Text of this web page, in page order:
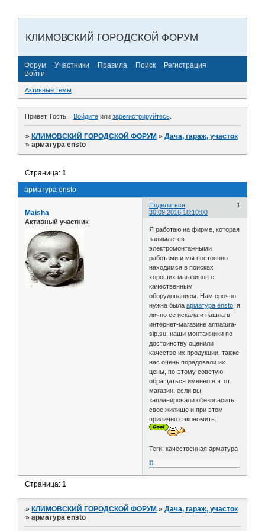
КЛИМОВСКИЙ ГОРОДСКОЙ ФОРУМ
Форум Участники Правила Поиск
Регистрация
Войти
Активные темы
Привет, Гость! Войдитеили зарегистрируйтесь.
»КЛИМОВСКИЙ ГОРОДСКОЙ ФОРУМ »Дача, гараж, участок
»арматура ensto
арматура ensto
Страница:1
Поделиться
1
30.09.2016 18:10:00
Maisha
Активный участник
Я работаю на фирме, которая
занимается
электромонтажными
работами и мы постоянно
находимся в поисках
хороших магазинов с
качественным
оборудованием. Нам срочно
нужна былаарматура ensto , я
лично ее искала и нашла в
интернет-магазине armatura-
sip.su, наши монтажники по
достоинству оценили
качество их продукции, также
нас очень порадовали их
цены, по-этому советую
обращаться именно в этот
магазин, если вы
запланировали обезопасить
свое жилище и при этом
прилично сэкономить.
Теги: качественная арматура
0
Страница:1
»КЛИМОВСКИЙ ГОРОДСКОЙ ФОРУМ »Дача, гараж, участок
»арматура ensto